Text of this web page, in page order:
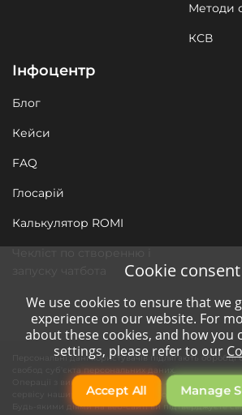
Методи
КСВ
Інфоцентр
Блог
Кейси
FAQ
Глосарій
Калькулятор ROMI
Персональні дані користувачів підлягають
свобод суб'єкта персональних даних.
Операції з використанням засобів автоматизації
сервісу нашим клієнтам та функціонування сайту
Будь-якими діями на веб-сайті ви підтверджуєте
Cookie consent
We use cookies to ensure that we
experience on our website. For
about these cookies, and how you
settings, please refer to our
Accept All Manage